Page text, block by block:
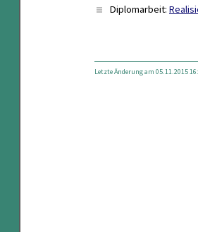
Diplomarbeit:
Letzte Änderung am 05.11.2015